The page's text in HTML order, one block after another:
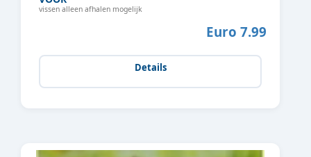
vissen alleen afhalen mogelijk
Euro 7.99
Details